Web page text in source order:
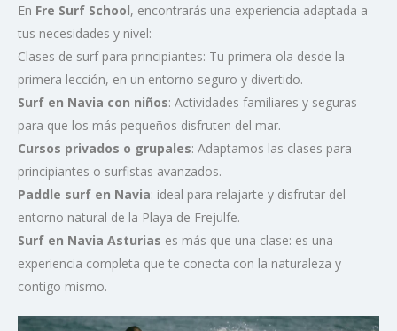
En Fre Surf School, encontrarás una experiencia adaptada a
tus necesidades y nivel:
Clases de surf para principiantes: Tu primera ola desde la
primera lección, en un entorno seguro y divertido.
Surf en Navia con niños: Actividades familiares y seguras
para que los más pequeños disfruten del mar.
Cursos privados o grupales: Adaptamos las clases para
principiantes o surfistas avanzados.
Paddle surf en Navia: ideal para relajarte y disfrutar del
entorno natural de la Playa de Frejulfe.
Surf en Navia Asturias es más que una clase: es una
experiencia completa que te conecta con la naturaleza y
contigo mismo.